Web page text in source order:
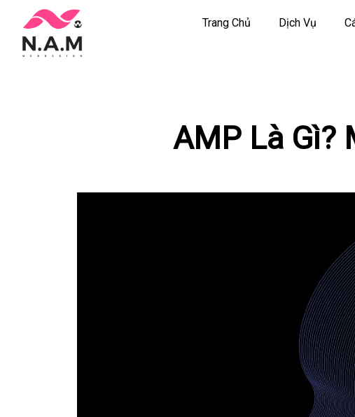
Chuyển
tới
Trang Chủ Dịch Vụ
AMP Là Gì?